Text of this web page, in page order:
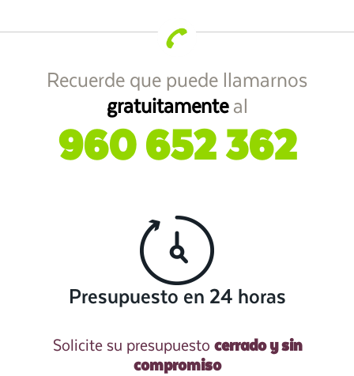
Recuerde que puede llamarnos
gratuitamenteal
960 652 362
Presupuesto en 24 horas
Solicite su presupuesto cerrado y sin
compromiso